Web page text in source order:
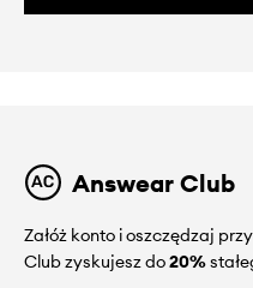
Answear Club
Załóż konto i oszczędzaj
Club zyskujesz do20%